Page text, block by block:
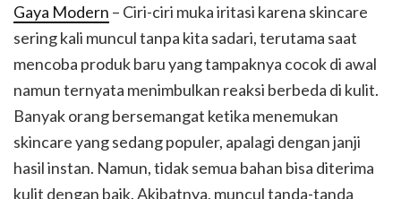
Gaya Modern – Ciri-ciri muka iritasi karena skincare
sering kali muncul tanpa kita sadari, terutama saat
mencoba produk baru yang tampaknya cocok di awal
namun ternyata menimbulkan reaksi berbeda di kulit.
Banyak orang bersemangat ketika menemukan
skincare yang sedang populer, apalagi dengan janji
hasil instan. Namun, tidak semua bahan bisa diterima
kulit dengan baik. Akibatnya, muncul tanda-tanda